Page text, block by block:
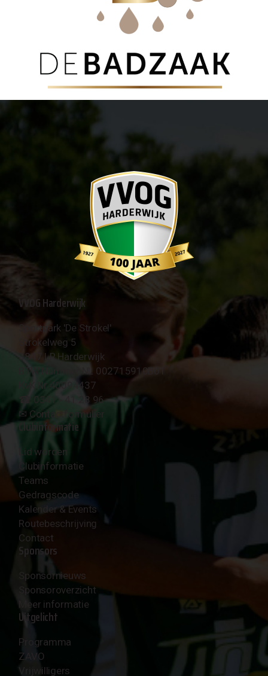
VVOG Harderwijk
Sportpark 'De Strokel'
Strokelweg 5
3847 LR Harderwijk
BTW Nummer NL 002715910B01
KvK Nr 40094437
☎︎ 0341 - 41 28 96
✉︎ Contactformulier
Clubinformatie
Lid worden
Clubinformatie
Teams
Gedragscode
Kalender & Events
Routebeschrijving
Contact
Sponsors
Sponsornieuws
Sponsoroverzicht
Meer informatie
Uitgelicht
Programma
ZAVO
Vrijwilligers